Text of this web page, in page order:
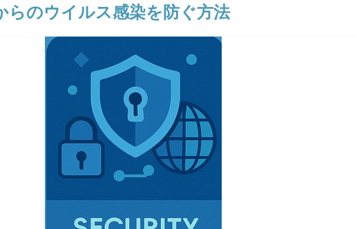
らのウイルス感染を防ぐ方法